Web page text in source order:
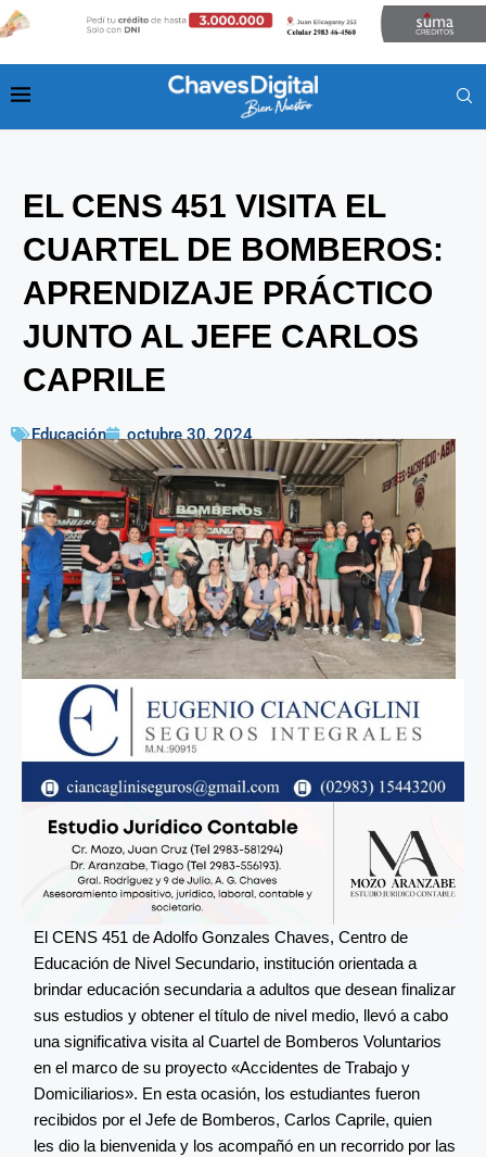
EL CENS 451 VISITA EL
CUARTEL DE BOMBEROS:
APRENDIZAJE PRÁCTICO
JUNTO AL JEFE CARLOS
CAPRILE
Educación octubre 30, 2024
El CENS 451 de Adolfo Gonzales Chaves, Centro de
Educación de Nivel Secundario, institución orientada a
brindar educación secundaria a adultos que desean finalizar
sus estudios y obtener el título de nivel medio, llevó a cabo
una significativa visita al Cuartel de Bomberos Voluntarios
en el marco de su proyecto «Accidentes de Trabajo y
Domiciliarios». En esta ocasión, los estudiantes fueron
recibidos por el Jefe de Bomberos, Carlos Caprile, quien
les dio la bienvenida y los acompañó en un recorrido por las